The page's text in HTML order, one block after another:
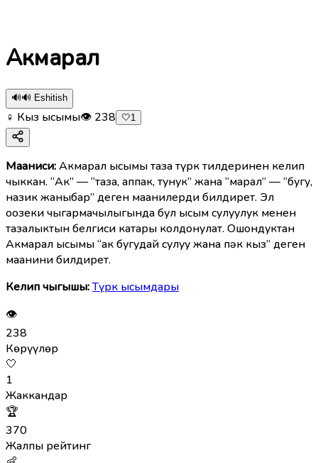
Акмарал
🔊🔊 Eshitish
♀ Кыз ысымы👁 238 🤍1
Мааниcи:Акмарал ысымы таза түрк тилдеринен келип
чыккан. “Ак” — “таза, аппак, тунук” жана “марал” — “бугу,
назик жаныбар” деген маанилерди билдирет. Эл
оозеки чыгармачылыгында бул ысым сулуулук менен
тазалыктын белгиси катары колдонулат. Ошондуктан
Акмарал ысымы “ак бугудай сулуу жана пәк кыз” деген
маанини билдирет.
Келип чыгышы:Түрк ысымдары
👁
238
Көрүүлөр
🤍
1
Жаккандар
🏆
370
Жалпы рейтинг